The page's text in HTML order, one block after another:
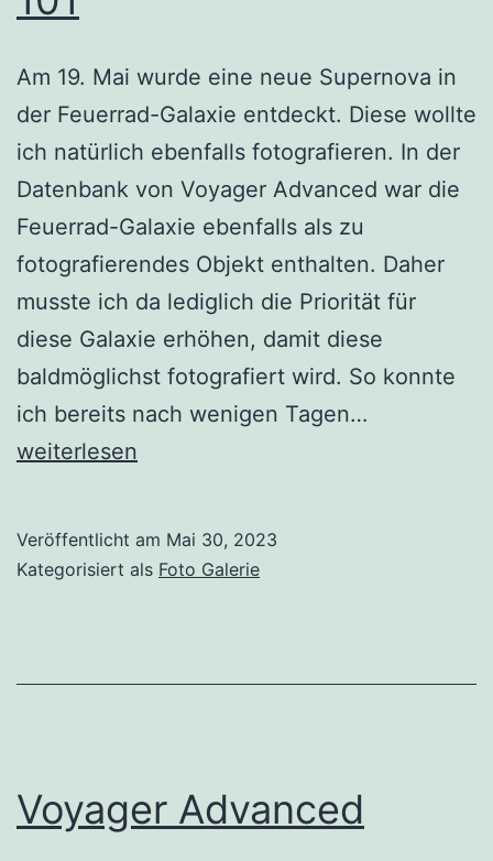
Am 19. Mai wurde eine neue Supernova in
der Feuerrad-Galaxie entdeckt. Diese wollte
ich natürlich ebenfalls fotografieren. In der
Datenbank von Voyager Advanced war die
Feuerrad-Galaxie ebenfalls als zu
fotografierendes Objekt enthalten. Daher
musste ich da lediglich die Priorität für
diese Galaxie erhöhen, damit diese
baldmöglichst fotografiert wird. So konnte
ich bereits nach wenigen Tagen…
weiterlesen
Veröffentlicht am Mai 30, 2023
Kategorisiert als Foto Galerie
Voyager Advanced